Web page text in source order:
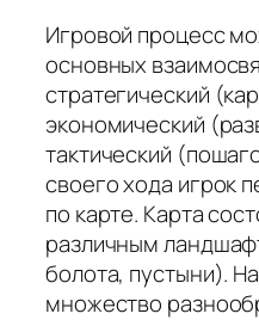
Игровой процесс
основных
стратегический
экономический
тактический
своего хода игрок
по карте. Карта
различным
болота, пустыни).
множество